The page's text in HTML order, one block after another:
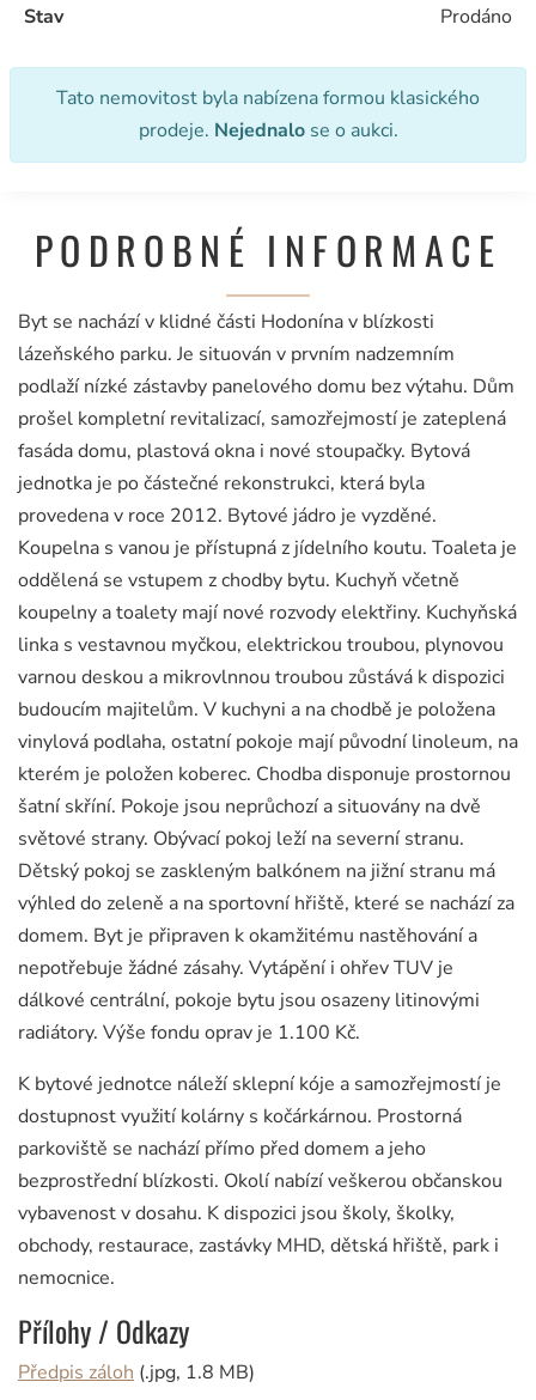
Stav Prodáno
Tato nemovitost byla nabízena formou klasického
prodeje. Nejednalose o aukci.
PODROBNÉ INFORMACE
Byt se nachází v klidné části Hodonína v blízkosti
lázeňského parku. Je situován v prvním nadzemním
podlaží nízké zástavby panelového domu bez výtahu. Dům
prošel kompletní revitalizací, samozřejmostí je zateplená
fasáda domu, plastová okna i nové stoupačky. Bytová
jednotka je po částečné rekonstrukci, která byla
provedena v roce 2012. Bytové jádro je vyzděné.
Koupelna s vanou je přístupná z jídelního koutu. Toaleta je
oddělená se vstupem z chodby bytu. Kuchyň včetně
koupelny a toalety mají nové rozvody elektřiny. Kuchyňská
linka s vestavnou myčkou, elektrickou troubou, plynovou
varnou deskou a mikrovlnnou troubou zůstává k dispozici
budoucím majitelům. V kuchyni a na chodbě je položena
vinylová podlaha, ostatní pokoje mají původní linoleum, na
kterém je položen koberec. Chodba disponuje prostornou
šatní skříní. Pokoje jsou neprůchozí a situovány na dvě
světové strany. Obývací pokoj leží na severní stranu.
Dětský pokoj se zaskleným balkónem na jižní stranu má
výhled do zeleně a na sportovní hřiště, které se nachází za
domem. Byt je připraven k okamžitému nastěhování a
nepotřebuje žádné zásahy. Vytápění i ohřev TUV je
dálkové centrální, pokoje bytu jsou osazeny litinovými
radiátory. Výše fondu oprav je 1.100 Kč.
K bytové jednotce náleží sklepní kóje a samozřejmostí je
dostupnost využití kolárny s kočárkárnou. Prostorná
parkoviště se nachází přímo před domem a jeho
bezprostřední blízkosti. Okolí nabízí veškerou občanskou
vybavenost v dosahu. K dispozici jsou školy, školky,
obchody, restaurace, zastávky MHD, dětská hřiště, park i
nemocnice.
Přílohy / Odkazy
Předpis záloh (.jpg, 1.8 MB)